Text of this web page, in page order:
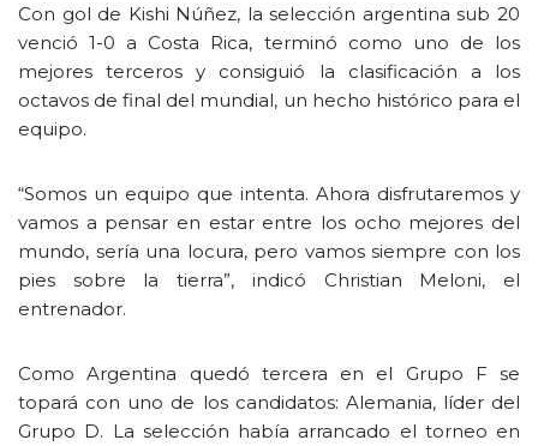
Con gol de Kishi Núñez, la selección argentina sub 20
venció 1-0 a Costa Rica, terminó como uno de los
mejores terceros y consiguió la clasificación a los
octavos de final del mundial, un hecho histórico para el
equipo.
“Somos un equipo que intenta. Ahora disfrutaremos y
vamos a pensar en estar entre los ocho mejores del
mundo, sería una locura, pero vamos siempre con los
pies sobre la tierra”, indicó Christian Meloni, el
entrenador.
Como Argentina quedó tercera en el Grupo F se
topará con uno de los candidatos: Alemania, líder del
Grupo D. La selección había arrancado el torneo en